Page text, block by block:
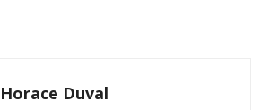
Horace Duval